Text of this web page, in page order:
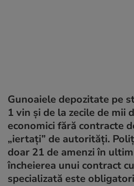
Gunoaiele depozitate pe
1 vin şi de la zecile de mii
economici fără contracte
„iertaţi” de autorităţi.
doar 21 de amenzi în
încheierea unui contract
specializată este